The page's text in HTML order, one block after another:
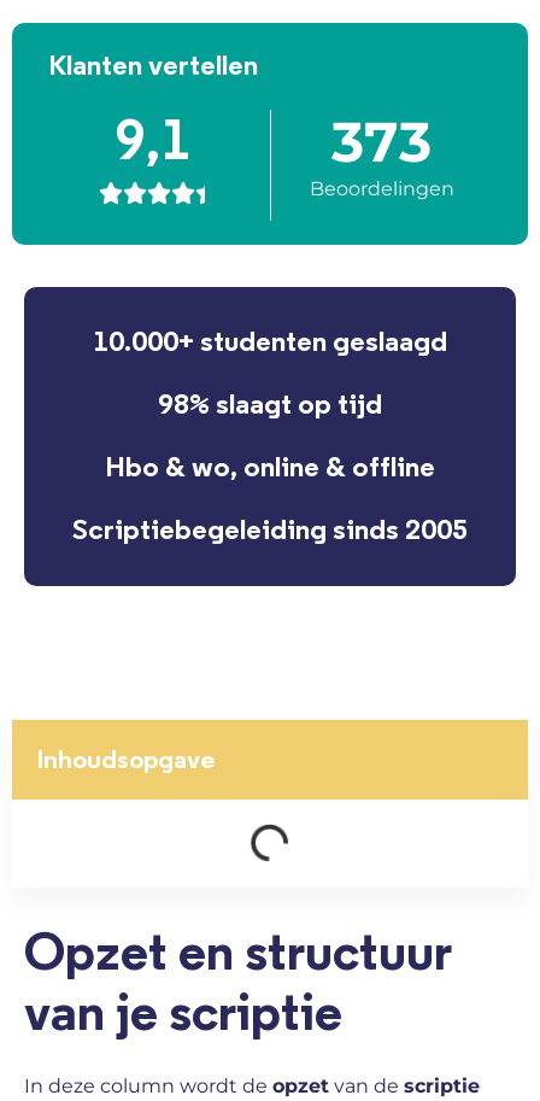
Klanten vertellen
9,1

373
Beoordelingen
10.000+ studenten geslaagd
98% slaagt op tijd
Hbo & wo, online & offline
Scriptiebegeleiding sinds 2005
Inhoudsopgave
Opzet en structuur
van je scriptie
In deze column wordt de opzet van de scriptie